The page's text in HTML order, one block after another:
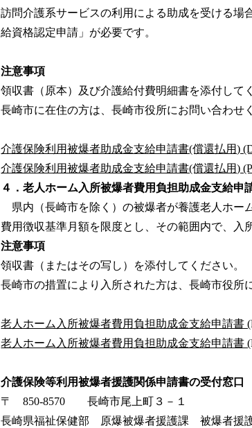
訪問介護系サービスの利用による助成を受ける場
給資格認定申請」が必要です。
注意事項
領収書（原本）及び介護給付費明細書を添付して
長崎市に在住の方は、長崎市役所にお問い合わせ
介護保険利用被爆者助成金支給申請書(償還払用)
介護保険利用被爆者助成金支給申請書(償還払用)
４．老人ホーム入所被爆者費用負担助成金支給申
県内（長崎市を除く）の被爆者が養護老人ホー
費用徴収基準月額を限度とし、その範囲内で、入
注意事項
領収書（またはその写し）を添付してください。
長崎市の措置により入所された方は、長崎市役所
老人ホーム入所被爆者費用負担助成金支給申請書
老人ホーム入所被爆者費用負担助成金支給申請書
介護保険等利用被爆者援護関係申請書の受付窓口
〒 850-8570 長崎市尾上町３－１
長崎県福祉保健部 原爆被爆者援護課 被爆者援